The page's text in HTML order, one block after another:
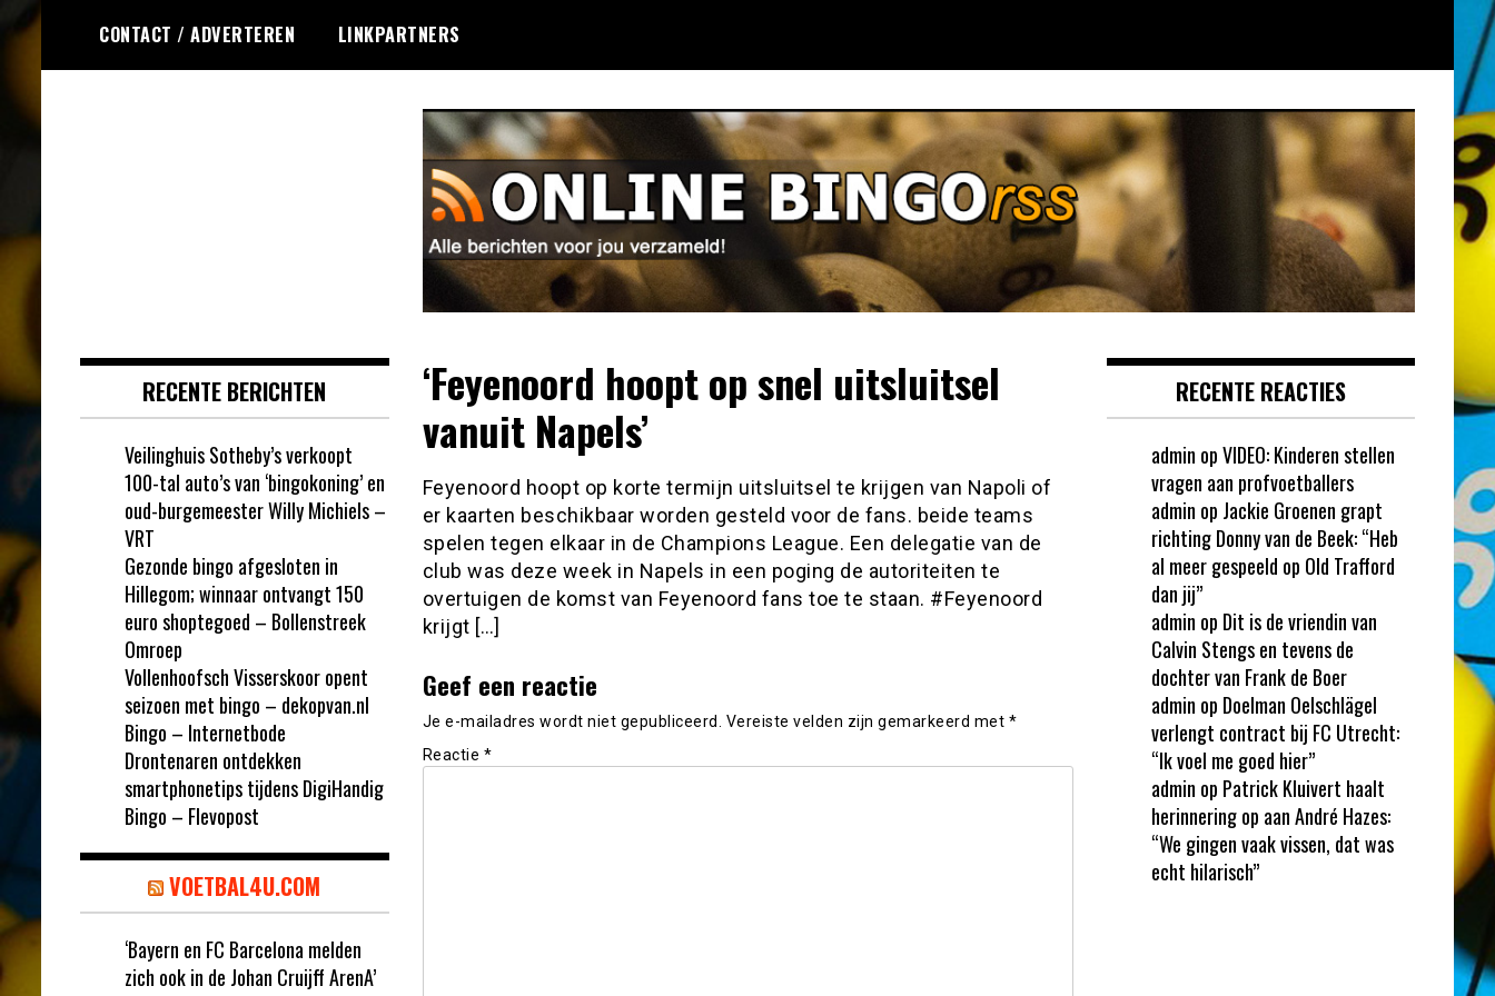
Ga
de
CONTACT / ADVERTEREN LINKPARTNERS
‘Feyenoord hoopt op snel uitsluitsel
vanuit Napels’
Feyenoord hoopt op korte termijn uitsluitsel te krijgen van Napoli of
er kaarten beschikbaar worden gesteld voor de fans. beide teams
spelen tegen elkaar in de Champions League. Een delegatie van de
club was deze week in Napels in een poging de autoriteiten te
overtuigen de komst van Feyenoord fans toe te staan. #Feyenoord
krijgt […]
Geef een reactie
Je e-mailadres wordt niet gepubliceerd. Vereiste velden zijn gemarkeerd met *
Reactie *
RECENTE BERICHTEN
Veilinghuis Sotheby’s verkoopt
100-tal auto’s van ‘bingokoning’ en
oud-burgemeester Willy Michiels –
VRT
Gezonde bingo afgesloten in
Hillegom; winnaar ontvangt 150
euro shoptegoed – Bollenstreek
Omroep
Vollenhoofsch Visserskoor opent
seizoen met bingo – dekopvan.nl
Bingo – Internetbode
Drontenaren ontdekken
smartphonetips tijdens DigiHandig
Bingo – Flevopost
VOETBAL4U.COM
‘Bayern en FC Barcelona melden
zich ook in de Johan Cruijff ArenA’
RECENTE REACTIES
admin opVIDEO: Kinderen stellen
vragen aan profvoetballers
admin op Jackie Groenen grapt
richting Donny van de Beek: “Heb
al meer gespeeld op Old Trafford
dan jij”
admin op Dit is de vriendin van
Calvin Stengs en tevens de
dochter van Frank de Boer
admin op Doelman Oelschlägel
verlengt contract bij FC Utrecht:
“Ik voel me goed hier”
admin op Patrick Kluivert haalt
herinnering op aan André Hazes:
“We gingen vaak vissen, dat was
echt hilarisch”